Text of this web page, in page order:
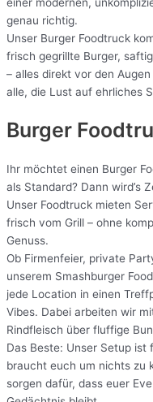
genau richtig.
Unser Burger Foodtruck
frisch gegrillte Burger,
– alles direkt vor den
alle, die Lust auf ehrliches
Burger
Ihr möchtet einen Burger
als Standard? Dann wird’s
Unser Foodtruck mieten
frisch vom Grill – ohne
Genuss.
Ob Firmenfeier, private
unserem Smashburger
jede Location in einen
Vibes. Dabei arbeiten wir
Rindfleisch über fluffige
Das Beste: Unser Setup ist
braucht euch um nichts zu
sorgen dafür, dass euer